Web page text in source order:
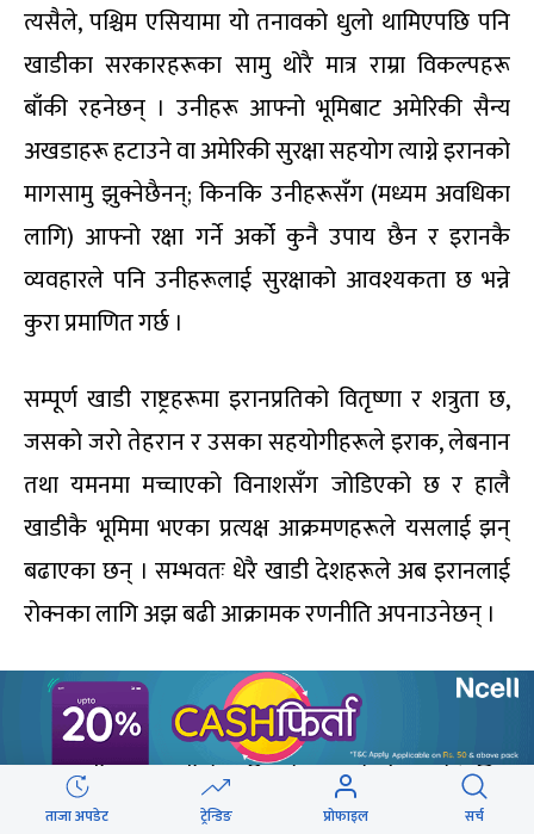
त्यसैले, पश्चिम एसियामा यो तनावको धुलो थामिएपछि पनि
खाडीका सरकारहरूका सामु थोरै मात्र राम्रा विकल्पहरू
बाँकी रहनेछन् । उनीहरू आफ्नो भूमिबाट अमेरिकी सैन्य
अखडाहरू हटाउने वा अमेरिकी सुरक्षा सहयोग त्याग्ने इरानको
मागसामु झुक्नेछैनन्; किनकि उनीहरूसँग (मध्यम अवधिका
लागि) आफ्नो रक्षा गर्ने अर्को कुनै उपाय छैन र इरानकै
व्यवहारले पनि उनीहरूलाई सुरक्षाको आवश्यकता छ भन्ने
कुरा प्रमाणित गर्छ ।
सम्पूर्ण खाडी राष्ट्रहरूमा इरानप्रतिको वितृष्णा र शत्रुता छ,
जसको जरो तेहरान र उसका सहयोगीहरूले इराक, लेबनान
तथा यमनमा मच्चाएको विनाशसँग जोडिएको छ र हालै
खाडीकै भूमिमा भएका प्रत्यक्ष आक्रमणहरूले यसलाई झन्
बढाएका छन् । सम्भवतः धेरै खाडी देशहरूले अब इरानलाई
रोक्नका लागि अझ बढी आक्रामक रणनीति अपनाउनेछन् ।
तर खाडी मुलुकहरू यस क्षेत्रका लागि तय गरिएका
इजरायलका योजनाहरूमा पनि साथ दिन चाहँदैनन् ।
इजरायली प्रधानमन्त्री बेन्जामिन नेतन्याहुले यो युद्धले ‘पश्चिम
एसियामा शक्तिको सन्तुलन’ बदल्ने विश्वास व्यक्त गरेका छन्
ताजा अपडेट ट्रेन्डिङ प्रोफाइल सर्च